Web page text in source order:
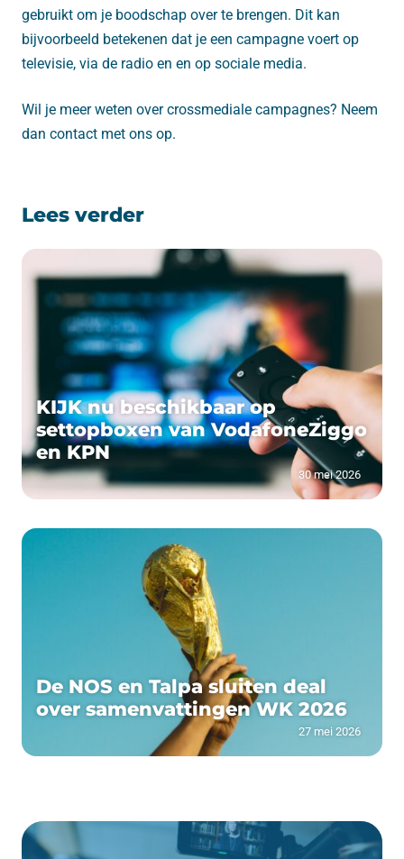
gebruikt om je boodschap over te brengen. Dit kan
bijvoorbeeld betekenen dat je een campagne voert op
televisie, via de radio en en op sociale media.
Wil je meer weten over crossmediale campagnes? Neem
dan contact met ons op.
Lees verder
KIJK nu beschikbaar op
settopboxen van VodafoneZiggo
en KPN
30 mei 2026
De NOS en Talpa sluiten deal
over samenvattingen WK 2026
27 mei 2026